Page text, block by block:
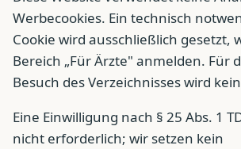
Werbecookies. Ein technisch
Cookie wird ausschließlich gesetzt,
Bereich „Für Ärzte" anmelden. Für
Besuch des Verzeichnisses wird
Eine Einwilligung nach § 25 Abs. 1
nicht erforderlich; wir setzen kein